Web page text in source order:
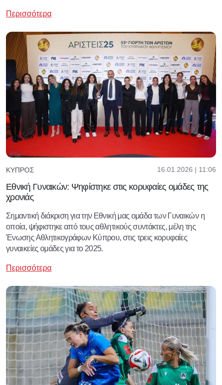
Περισσότερα
ΚΎΠΡΟΣ 16.01.2026 | 11:06
Εθνική Γυναικών: Ψηφίστηκε στις κορυφαίες ομάδες της
χρονιάς
Σημαντική διάκριση για την Εθνική μας ομάδα των Γυναικών η
οποία, ψήφιστηκε από τους αθλητικούς συντάκτες, μέλη της
Ένωσης Αθλητικογράφων Κύπρου, στις τρεις κορυφαίες
γυναικείες ομάδες για το 2025.
Περισσότερα